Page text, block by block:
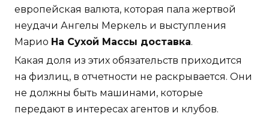
европейская валюта, которая пала жертвой
неудачи Ангелы Меркель и выступления
Марио На Сухой Массы доставка.
Какая доля из этих обязательств приходится
на физлиц, в отчетности не раскрывается. Они
не должны быть машинами, которые
передают в интересах агентов и клубов.